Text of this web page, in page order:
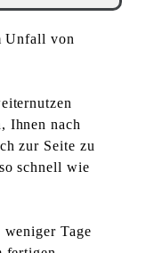
Unfall von
Ihnen nach
zur Seite zu
so schnell wie
Tage